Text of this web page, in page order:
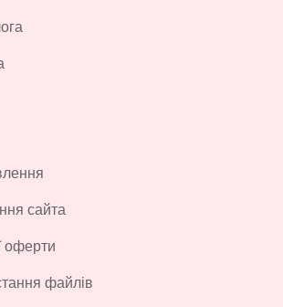
сайта
оферти
файлів